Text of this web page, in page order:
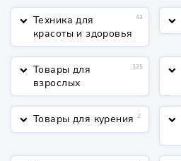
keyboard_arrow_down Техника для
красоты и здоровья
43 keyboard_arrow_down
keyboard_arrow_down Товары для
взрослых
325 keyboard_arrow_down
keyboard_arrow_down Товары для курения 2 keyboard_arrow_down